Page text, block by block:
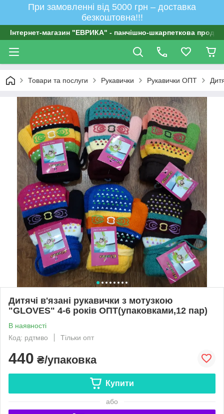
При замовленні від 5000 грн – доставка
безкоштовна!!!
Інтернет-магазин "ЕВРИКА" - панчішно-шкарпеткова
Товари та послуги Рукавички Рукавички ОПТ
Дитячі в'язані рукавички з мотузкою
"GLOVES" 4-6 років ОПТ(упаковками,12 пар)
В наявності
Код: рдтмво
Тільки опт
440 ₴/упаковка
Купити
або